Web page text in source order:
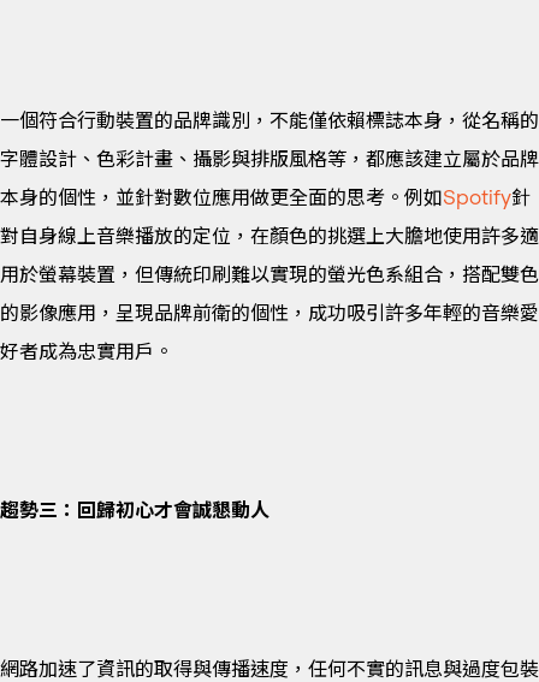
一個符合行動裝置的品牌識別，不能僅依賴標誌本身，從名稱的
字體設計、色彩計畫、攝影與排版風格等，都應該建立屬於品牌
本身的個性，並針對數位應用做更全面的思考。例如Spotify針
對自身線上音樂播放的定位，在顏色的挑選上大膽地使用許多適
用於螢幕裝置，但傳統印刷難以實現的螢光色系組合，搭配雙色
的影像應用，呈現品牌前衛的個性，成功吸引許多年輕的音樂愛
好者成為忠實用戶。
趨勢三：回歸初心才會誠懇動人
網路加速了資訊的取得與傳播速度，任何不實的訊息與過度包裝